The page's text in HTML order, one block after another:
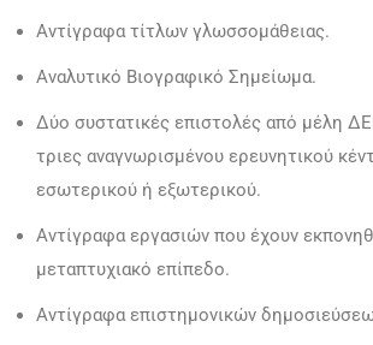
Αντίγραφα τίτλων γλωσσομάθειας.
Αναλυτικό Βιογραφικό Σημείωμα.
Δύο συστατικές επιστολές από μέλη
τριες αναγνωρισμένου ερευνητικού
εσωτερικού ή εξωτερικού.
Αντίγραφα εργασιών που έχουν
μεταπτυχιακό επίπεδο.
Αντίγραφα επιστημονικών